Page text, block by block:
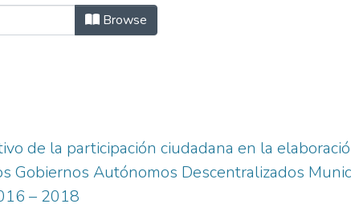
Pública by
Browse
de la participación ciudadana en la
Gobiernos Autónomos Descentralizados
– 2018